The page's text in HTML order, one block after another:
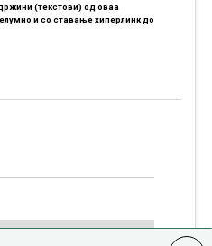
(текстови) од оваа
и со ставање хиперлинк до